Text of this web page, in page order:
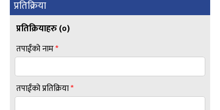
प्रतिक्रिया
प्रतिक्रियाहरु (०)
तपाईंको नाम*
तपाईंको प्रतिक्रिया*